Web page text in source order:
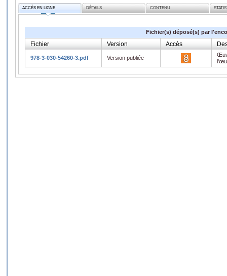
ACCÈS EN LIGNE DÉTAILS CONTENU
Fichier(s) déposé(s) par
Fichier Version Accès
978-3-030-54260-3.pdf Version publiée